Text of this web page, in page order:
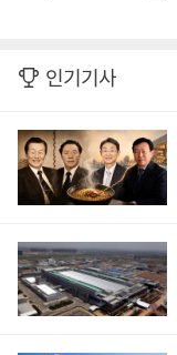
인기기사